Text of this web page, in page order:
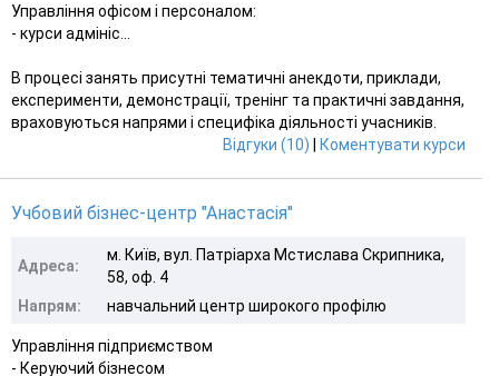
Управління офісом і персоналом:
- курси адмініс...
В процесі занять присутні тематичні анекдоти, приклади,
експерименти, демонстрації, тренінг та практичні завдання,
враховуються напрями і специфіка діяльності учасників.
Відгуки (10)
Коментувати курси
Учбовий бізнес-центр "Анастасія"
Адреса:
м. Київ, вул. Патріарха Мстислава Скрипника,
58, оф. 4
Напрям:
навчальний центр широкого профілю
Управління підприємством
- Керуючий бізнесом